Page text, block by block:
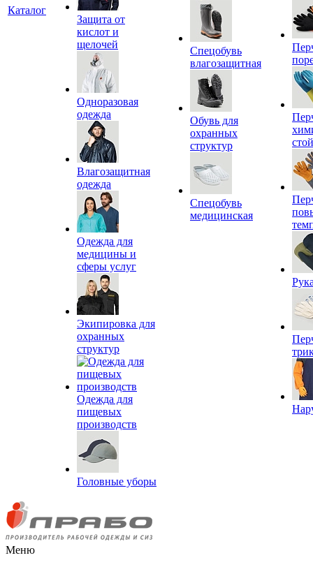
Каталог
Защита от
кислот и
щелочей
Одноразовая
одежда
Влагозащитная
одежда
Одежда для
медицины и
сферы услуг
Экипировка для
охранных
структур
Одежда для
пищевых
производств
Головные уборы
Спецобувь
влагозащитная
Обувь для
охранных
структур
Спецобувь
медицинская
Меню